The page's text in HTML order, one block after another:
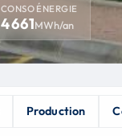
CONSO ÉNERGIE
4 661MWh/an
Production